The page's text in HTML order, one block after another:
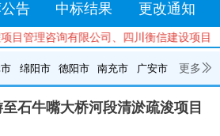
告 中标结果 更改通知
咨询有限公司、四川衡信建设
绵阳市 德阳市 南充市 广安市 更多
德阳市 南充市 广安市
遂宁市
石牛嘴大桥河段清淤疏浚项目